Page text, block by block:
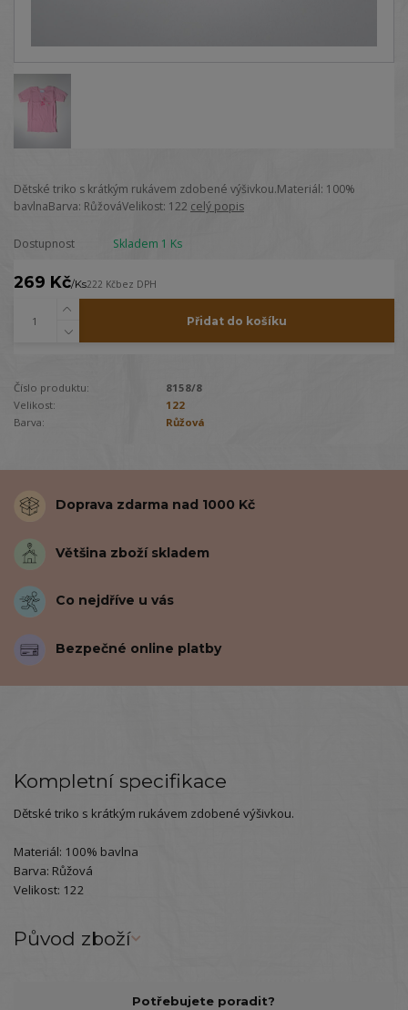
Dětské triko s krátkým rukávem zdobené výšivkou.Materiál: 100%
bavlnaBarva: RůžováVelikost: 122 celý popis
Dostupnost Skladem 1 Ks
269 Kč/Ks222 Kčbez DPH
Přidat do košíku
Číslo produktu:
8158/8
Velikost:
122
Barva:
Růžová
Doprava zdarma nad 1000 Kč
Většina zboží skladem
Co nejdříve u vás
Bezpečné online platby
Kompletní specifikace
Dětské triko s krátkým rukávem zdobené výšivkou.
Materiál: 100% bavlna
Barva: Růžová
Velikost: 122
Původ zboží
Potřebujete poradit?